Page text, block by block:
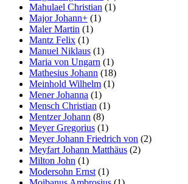
Mahulael Christian (1)
Major Johann+ (1)
Maler Martin (1)
Mantz Felix (1)
Manuel Niklaus (1)
Maria von Ungarn (1)
Mathesius Johann (18)
Meinhold Wilhelm (1)
Mener Johanna (1)
Mensch Christian (1)
Mentzer Johann (8)
Meyer Gregorius (1)
Meyer Johann Friedrich von (2)
Meyfart Johann Matthäus (2)
Milton John (1)
Modersohn Ernst (1)